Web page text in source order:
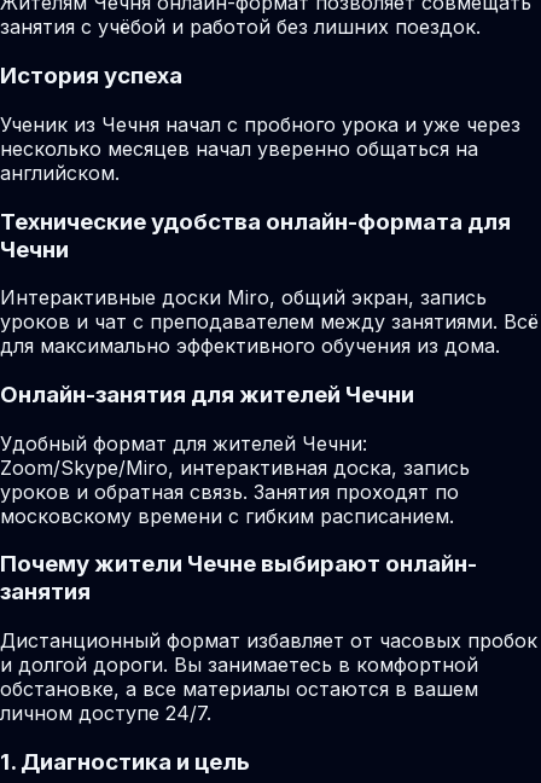
занятия с учёбой и работой без лишних поездок.
История успеха
Ученик из Чечня начал с пробного урока и уже через
несколько месяцев начал уверенно общаться на
английском.
Технические удобства онлайн-формата для
Чечни
Интерактивные доски Miro, общий экран, запись
уроков и чат с преподавателем между занятиями. Всё
для максимально эффективного обучения из дома.
Онлайн-занятия для жителей Чечни
Удобный формат для жителей Чечни:
Zoom/Skype/Miro, интерактивная доска, запись
уроков и обратная связь. Занятия проходят по
московскому времени с гибким расписанием.
Почему жители Чечне выбирают онлайн-
занятия
Дистанционный формат избавляет от часовых пробок
и долгой дороги. Вы занимаетесь в комфортной
обстановке, а все материалы остаются в вашем
личном доступе 24/7.
1. Диагностика и цель